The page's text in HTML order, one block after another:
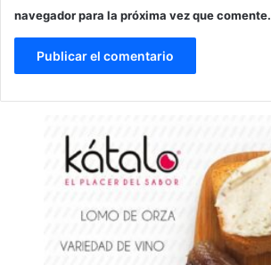
navegador para la próxima vez que comente.